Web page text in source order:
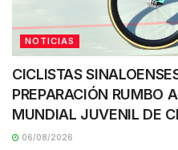
NOTICIAS
CICLISTAS
PREPARACIÓN RUMBO
MUNDIAL JUVENIL DE
06/08/2026